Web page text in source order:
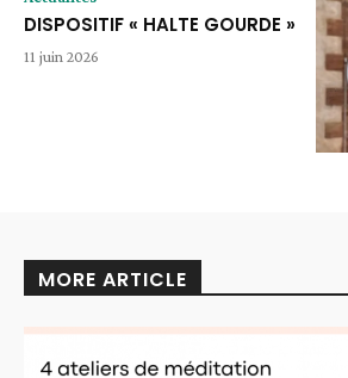
DISPOSITIF « HALTE GOURDE »
11 juin 2026
MORE ARTICLE